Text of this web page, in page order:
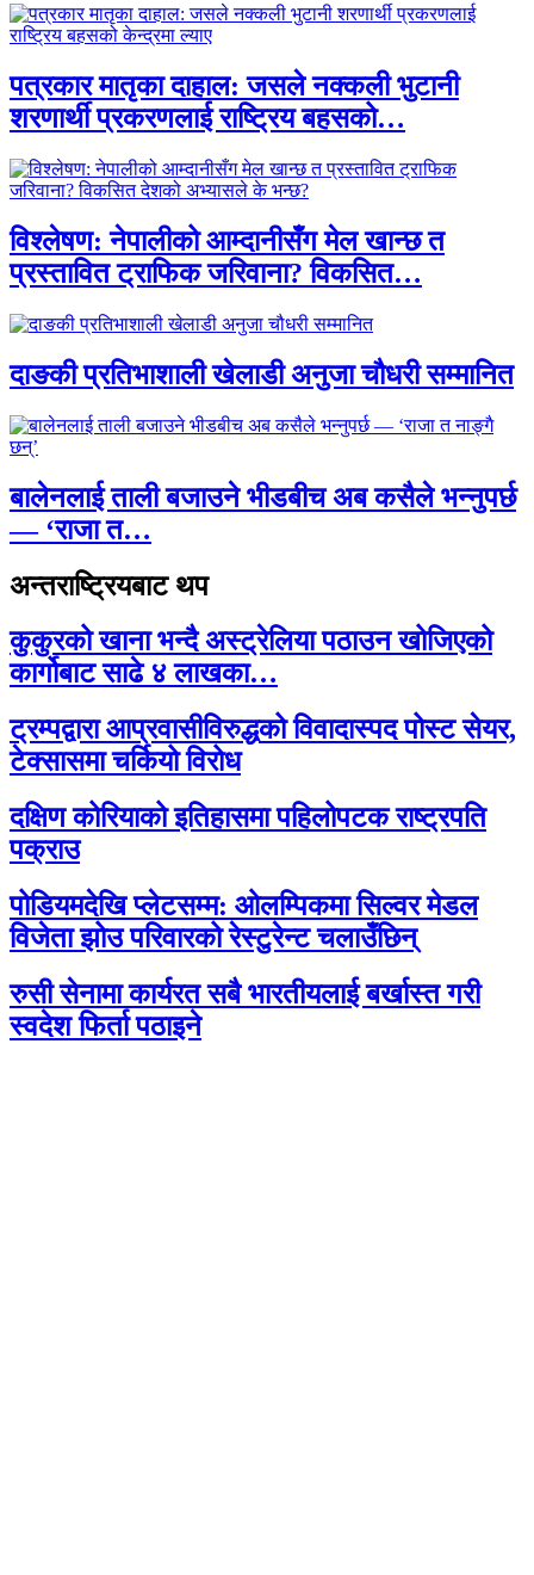
पत्रकार मातृका दाहाल: जसले नक्कली भुटानी
शरणार्थी प्रकरणलाई राष्ट्रिय बहसको…
विश्लेषण: नेपालीको आम्दानीसँग मेल खान्छ त
प्रस्तावित ट्राफिक जरिवाना? विकसित…
दाङकी प्रतिभाशाली खेलाडी अनुजा चौधरी सम्मानित
बालेनलाई ताली बजाउने भीडबीच अब कसैले भन्नुपर्छ
— ‘राजा त…
अन्तराष्ट्रियबाट थप
कुकुरको खाना भन्दै अस्ट्रेलिया पठाउन खोजिएको
कार्गोबाट साढे ४ लाखका…
ट्रम्पद्वारा आप्रवासीविरुद्धको विवादास्पद पोस्ट सेयर,
टेक्सासमा चर्कियो विरोध
दक्षिण कोरियाको इतिहासमा पहिलोपटक राष्ट्रपति
पक्राउ
पोडियमदेखि प्लेटसम्म: ओलम्पिकमा सिल्वर मेडल
विजेता झोउ परिवारको रेस्टुरेन्ट चलाउँछिन्
रुसी सेनामा कार्यरत सबै भारतीयलाई बर्खास्त गरी
स्वदेश फिर्ता पठाइने